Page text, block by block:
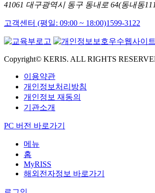
41061 대구광역시 동구 동내로 64(동내동
고객센터 (평일: 09:00 ~ 18:00)1599-3122
Copyright© KERIS. ALL RIGHTS
이용약관
개인정보처리방침
개인정보 재동의
기관소개
PC 버전 바로가기
메뉴
홈
MyRISS
해외전자정보 바로가기